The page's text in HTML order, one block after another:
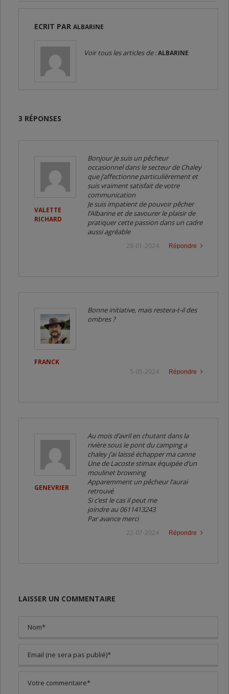
ECRIT PAR ALBARINE
Voir tous les articles de :ALBARINE
3 RÉPONSES
VALETTE
RICHARD
Bonjour je suis un pêcheur
occasionnel dans le secteur de Chaley
que j’affectionne particulièrement et
suis vraiment satisfait de votre
communication
Je suis impatient de pouvoir pêcher
l’Albarine et de savourer le plaisir de
pratiquer cette passion dans un cadre
aussi agréable
Répondre
28-01-2024
FRANCK
Bonne initiative, mais restera-t-il des
ombres ?
Répondre
5-05-2024
GENEVRIER
Au mois d’avril en chutant dans la
rivière sous le pont du camping a
chaley j’ai laissé échapper ma canne
Une de Lacoste stimax équipée d’un
moulinet browning
Apparemment un pêcheur l’aurai
retrouvé
Si c’est le cas il peut me
joindre au 0611413243
Par avance merci
Répondre
22-07-2024
LAISSER UN COMMENTAIRE